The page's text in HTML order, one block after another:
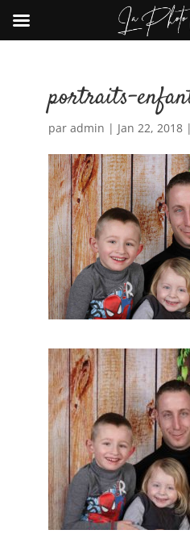
portraits-
par admin | Jan 22, 2018|